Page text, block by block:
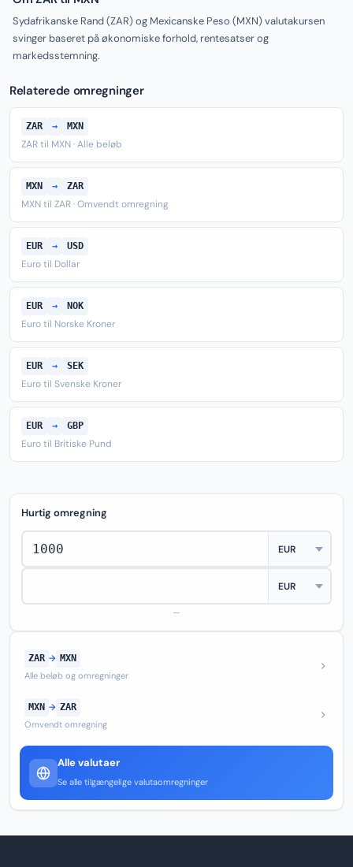
Sydafrikanske Rand (ZAR) og Mexicanske Peso (MXN) valutakursen
svinger baseret på økonomiske forhold, rentesatser og
markedsstemning.
Relaterede omregninger
ZAR → MXN
ZAR til MXN · Alle beløb
MXN → ZAR
MXN til ZAR · Omvendt omregning
EUR → USD
Euro til Dollar
EUR → NOK
Euro til Norske Kroner
EUR → SEK
Euro til Svenske Kroner
EUR → GBP
Euro til Britiske Pund
Hurtig omregning
—
ZAR → MXN
Alle beløb og omregninger
MXN → ZAR
Omvendt omregning
Alle valutaer
Se alle tilgængelige valutaomregninger